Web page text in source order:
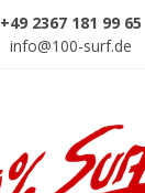
+49 2367 181 99 65
info@100-surf.de